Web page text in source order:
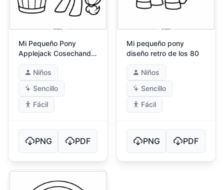
Mi Pequeño Pony
Applejack Cosechando
Manzanas
Niños
Sencillo
Fácil
PNG PDF
Mi pequeño pony
diseño retro de los 80
Niños
Sencillo
Fácil
PNG PDF